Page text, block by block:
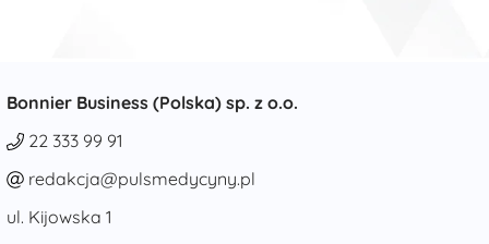
Bonnier Business (Polska) sp. z o.o.
22 333 99 91
redakcja@pulsmedycyny.pl
ul. Kijowska 1